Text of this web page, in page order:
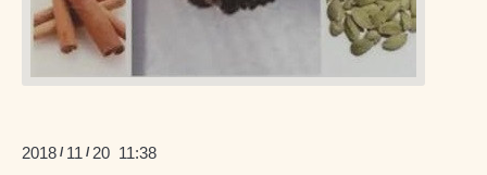
2018 / 11 / 20 11:38